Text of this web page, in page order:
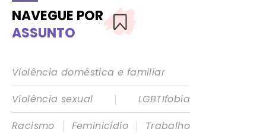
NAVEGUE POR
ASSUNTO
Violência doméstica e familiar
Violência sexual
|
LGBTIfobia
Racismo
| Feminicídio |
Trabalho